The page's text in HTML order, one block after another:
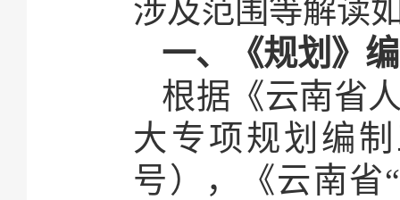
涉及范围等解读
一、《规划》
根据《云南省
大专项规划编
号），《云南省